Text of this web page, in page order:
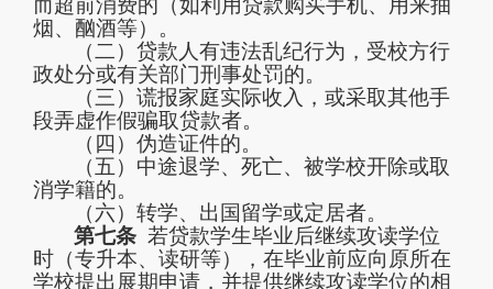
而超前消费的（如利用贷款购买手机、用来抽
烟、酗酒等）。
（二） 贷款人有违法乱纪行为，受校方行
政处分或有关部门刑事处罚的。
（三） 谎报家庭实际收入，或采取其他手
段弄虚作假骗取贷款者。
（四） 伪造证件的。
（五） 中途退学、死亡、被学校开除或取
消学籍的。
（六） 转学、出国留学或定居者。
第七条 若贷款学生毕业后继续攻读学位
时（专升本、读研等），在毕业前应向原所在
学校提出展期申请，并提供继续攻读学位的相